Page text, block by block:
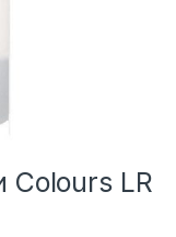
Colours LR